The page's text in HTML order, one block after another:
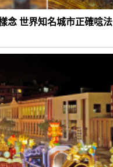
念 世界知名城市正確唸法